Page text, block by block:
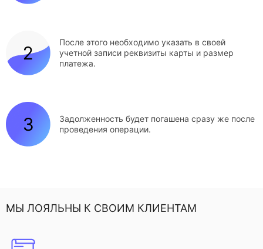
После этого необходимо указать в своей
учетной записи реквизиты карты и размер
платежа.
Задолженность будет погашена сразу же после
проведения операции.
МЫ ЛОЯЛЬНЫ К СВОИМ КЛИЕНТАМ